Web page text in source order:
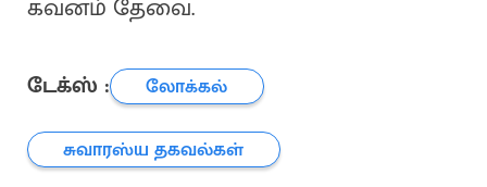
கவனம் தேவை.
டேக்ஸ் :
லோக்கல்
சுவாரஸ்ய தகவல்கள்